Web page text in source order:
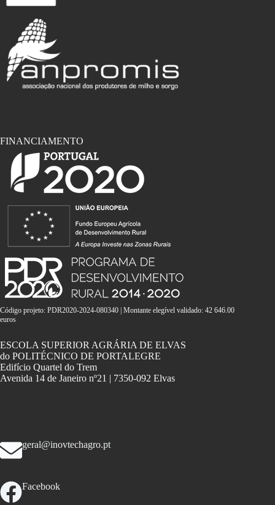
FINANCIAMENTO
Código projeto: PDR2020-2024-080340 | Montante elegível validado: 42 646.00
euros
ESCOLA SUPERIOR AGRÁRIA DE ELVAS
do POLITÉCNICO DE PORTALEGRE
Edifício Quartel do Trem
Avenida 14 de Janeiro nº21 | 7350-092 Elvas
geral@inovtechagro.pt
Facebook